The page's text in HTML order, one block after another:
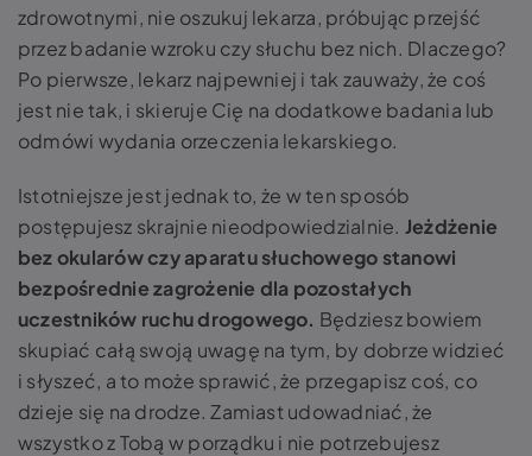
zdrowotnymi, nie oszukuj lekarza, próbując przejść
przez badanie wzroku czy słuchu bez nich. Dlaczego?
Po pierwsze, lekarz najpewniej i tak zauważy, że coś
jest nie tak, i skieruje Cię na dodatkowe badania lub
odmówi wydania orzeczenia lekarskiego.
Istotniejsze jest jednak to, że w ten sposób
postępujesz skrajnie nieodpowiedzialnie. Jeżdżenie
bez okularów czy aparatu słuchowego stanowi
bezpośrednie zagrożenie dla pozostałych
uczestników ruchu drogowego. Będziesz bowiem
skupiać całą swoją uwagę na tym, by dobrze widzieć
i słyszeć, a to może sprawić, że przegapisz coś, co
dzieje się na drodze. Zamiast udowadniać, że
wszystko z Tobą w porządku i nie potrzebujesz